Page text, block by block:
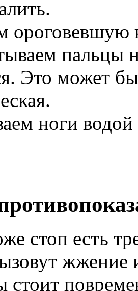
пальцы
Это может
ноги
стоп есть
жжение
стоит